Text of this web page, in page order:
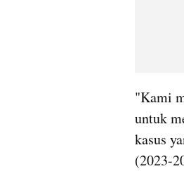
"Kami
untuk
kasus
(2023-